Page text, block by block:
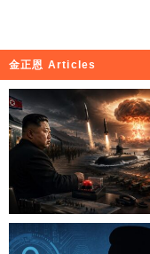
金正恩 Articles